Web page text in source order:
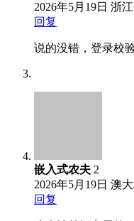
2026年5月19日 浙
回复
说的没错，登录校
嵌入式农夫 2
2026年5月19日 澳
回复